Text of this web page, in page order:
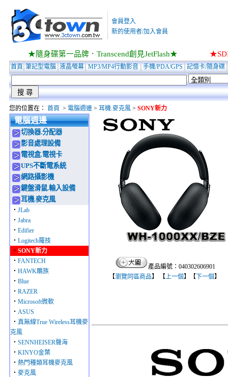
會員登入
新的使用者/加入會員
★隨身碟第一品牌．Transcend創見JetFlash★
首頁 筆記型電腦 液晶螢幕 MP3/MP4行動影音 手機/PDA/GPS 記憶卡/隨身碟
您的位置在： 首頁 > 電腦週邊> 耳機.麥克風> SONY新力
電腦週邊
切換器.分配器
影音處理設備
電視盒.電視卡
UPS不斷電系統
網路攝影機
鍵盤滑鼠.輸入設備
耳機.麥克風
‧ JLab
‧ Jabra
‧ Edifier
‧ Logitech羅技
‧ SONY新力
‧ FANTECH
‧ HAWK鵰族
‧ Blue
‧ RAZER
‧ Microsoft微軟
‧ ASUS
‧ 真無線True Wireless耳機麥
克風
‧ SENNHEISER聲海
‧ KINYO金葉
‧ 熱門種類耳機麥克風
‧ 麥克風
產品編號：040302606901
【瀏覽同區商品】 【上一個】【 下一個】